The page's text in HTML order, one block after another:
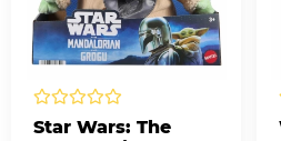
Star Wars: The